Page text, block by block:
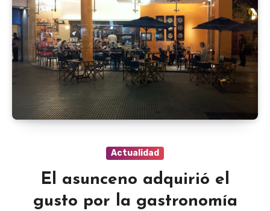
Actualidad
El asunceno adquirió el
gusto por la gastronomía